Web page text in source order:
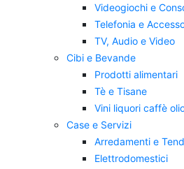
Videogiochi e
Telefonia e
TV, Audio e Video
Cibi e Bevande
Prodotti alimentari
Tè e Tisane
Vini liquori caffè
Case e Servizi
Arredamenti e
Elettrodomestici